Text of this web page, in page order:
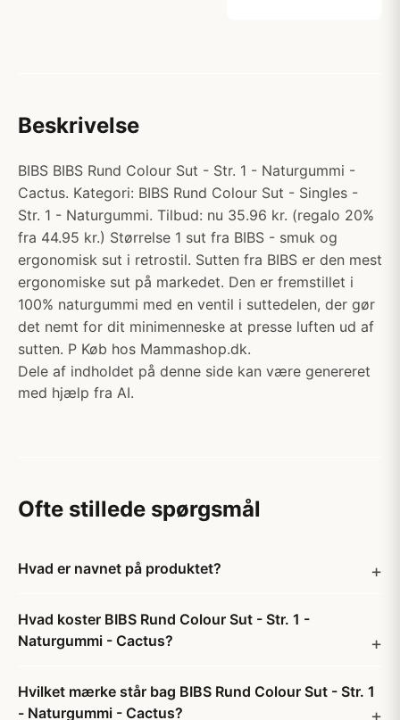
Beskrivelse
BIBS BIBS Rund Colour Sut - Str. 1 - Naturgummi -
Cactus. Kategori: BIBS Rund Colour Sut - Singles -
Str. 1 - Naturgummi. Tilbud: nu 35.96 kr. (regalo 20%
fra 44.95 kr.) Størrelse 1 sut fra BIBS - smuk og
ergonomisk sut i retrostil. Sutten fra BIBS er den mest
ergonomiske sut på markedet. Den er fremstillet i
100% naturgummi med en ventil i suttedelen, der gør
det nemt for dit minimenneske at presse luften ud af
sutten. P Køb hos Mammashop.dk.
Dele af indholdet på denne side kan være genereret
med hjælp fra AI.
Ofte stillede spørgsmål
Hvad er navnet på produktet?
Hvad koster BIBS Rund Colour Sut - Str. 1 -
Naturgummi - Cactus?
Hvilket mærke står bag BIBS Rund Colour Sut - Str. 1
- Naturgummi - Cactus?